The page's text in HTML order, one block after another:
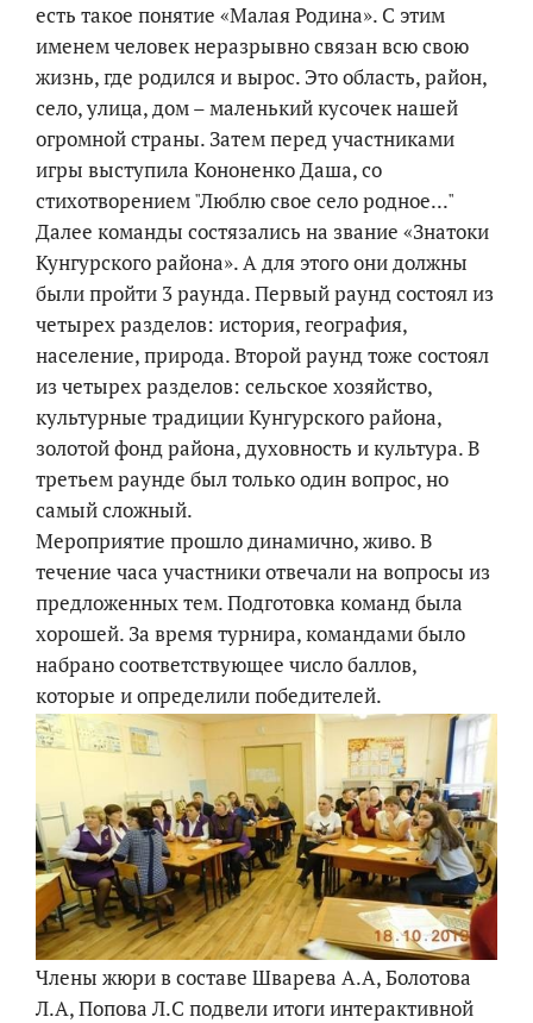
есть такое понятие «Малая Родина». С этим
именем человек неразрывно связан всю свою
жизнь, где родился и вырос. Это область, район,
село, улица, дом – маленький кусочек нашей
огромной страны. Затем перед участниками
игры выступила Кононенко Даша, со
стихотворением "Люблю свое село родное..."
Далее команды состязались на звание «Знатоки
Кунгурского района». А для этого они должны
были пройти 3 раунда. Первый раунд состоял из
четырех разделов: история, география,
население, природа. Второй раунд тоже состоял
из четырех разделов: сельское хозяйство,
культурные традиции Кунгурского района,
золотой фонд района, духовность и культура. В
третьем раунде был только один вопрос, но
самый сложный.
Мероприятие прошло динамично, живо. В
течение часа участники отвечали на вопросы из
предложенных тем. Подготовка команд была
хорошей. За время турнира, командами было
набрано соответствующее число баллов,
которые и определили победителей.
Члены жюри в составе Шварева А.А, Болотова
Л.А, Попова Л.С подвели итоги интерактивной